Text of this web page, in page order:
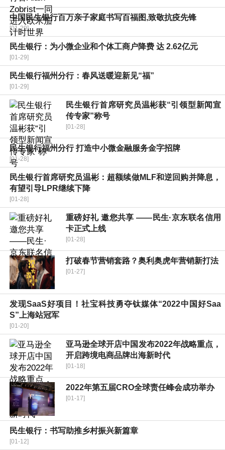
中国民生银行百万亲子家庭书写百福图,致敬抗疫先锋
[01-29]
民生银行：为小微企业和个体工商户降费 达 2.62亿元
[01-29]
民生银行福州分行：春风送暖迎新见“福”
[01-29]
民生银行首席研究员温彬获“引领型新闻宣
传专家”称号
[01-28]
民生银行福州分行 打造中小微金融服务金字招牌
[01-28]
民生银行首席研究员温彬：超额续做MLF和逆回购并降息，
有望引导LPR继续下降
[01-28]
重磅好礼 邀您共享 ——民生·京东联名信用
卡正式上线
[01-28]
打破春节营销套路？奥利奥虎年营销新打法
[01-27]
发现SaaS好项目！社宝科技勇夺钛媒体“2022中国好Saa
S”上海站冠军
[01-20]
亚马逊全球开店中国发布2022年战略重点，
开启跨境电商品牌出海新时代
[01-18]
2022年第五届CRO全球责任峰会成功举办
[01-17]
民生银行：书写助推乡村振兴新篇章
[01-12]